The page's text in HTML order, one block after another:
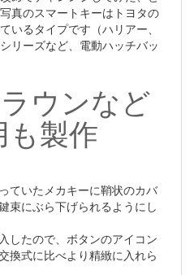
真のスマートキーはトヨタの
いるタイプです（ハリアー、
リーズなど、電動ハッチバッ
ウンなど
も製作
ていたメカキーに鞘状のカバ
束にぶら下げられるようにし
したので、ボタンのアイコン
換式に比べより精緻に入れら